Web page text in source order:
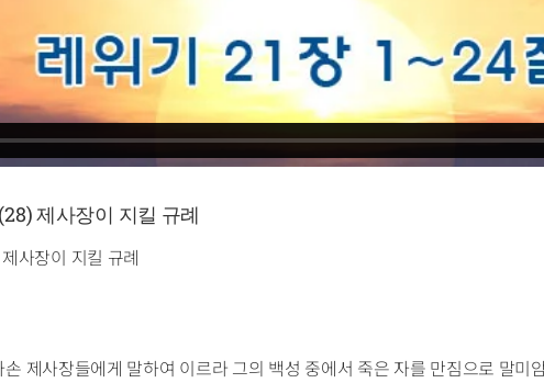
제사장이 지킬 규례
사장이 지킬 규례
제사장들에게 말하여 이르라 그의 백성 중에서 죽은 자를 만짐으로 말미